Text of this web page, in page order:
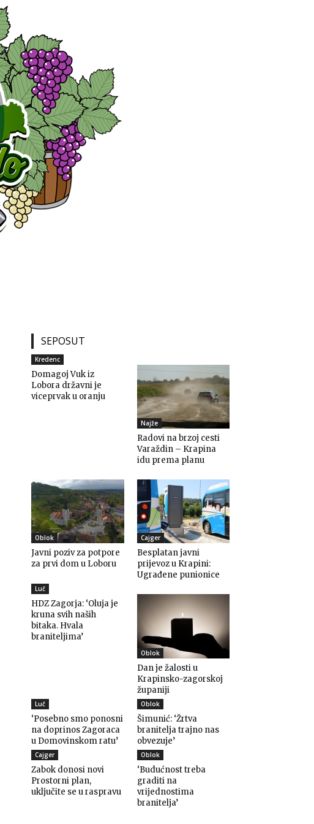
SEPOSUT
Kredenc
Domagoj Vuk iz
Lobora državni je
viceprvak u oranju
Najže
Radovi na brzoj cesti
Varaždin – Krapina
idu prema planu
Oblok
Javni poziv za potpore
za prvi dom u Loboru
Cajger
Besplatan javni
prijevoz u Krapini:
Ugrađene punionice
Luč
HDZ Zagorja: ‘Oluja je
kruna svih naših
bitaka. Hvala
braniteljima’
Oblok
Dan je žalosti u
Krapinsko-zagorskoj
županiji
Luč
‘Posebno smo ponosni
na doprinos Zagoraca
u Domovinskom ratu’
Oblok
Šimunić: ‘Žrtva
branitelja trajno nas
obvezuje’
Cajger
Zabok donosi novi
Prostorni plan,
uključite se u raspravu
Oblok
‘Budućnost treba
graditi na
vrijednostima
branitelja’